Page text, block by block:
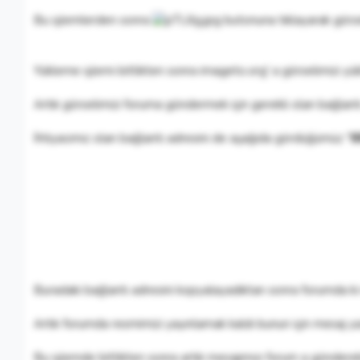
Bu işlemlerden sonra butonuna tıklayarak
Yükleme işlemi bittikten sonra imageto.org' a görselimizi
Artık görselimizi foruma göndermek için gerekli olan
İhtiyacımız olan bağlantı adresini de aşağıda gördüğümüz "
Buradaki bağlantı adresini kopyalayadıktan sonra forumda
Artık forumda resmimizi yayınlamak kaldı bunun için